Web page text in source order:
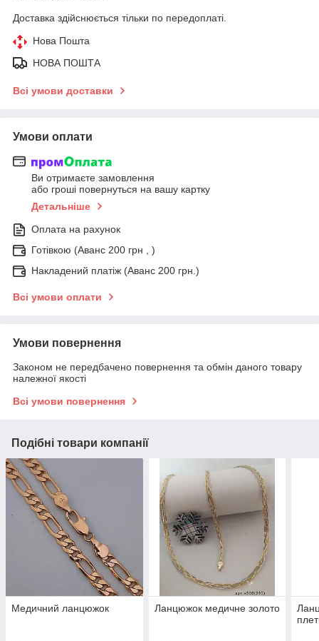
Доставка здійснюється тільки по передоплаті.
Нова Пошта
НОВА ПОШТА
Всі умови доставки
Умови оплати
Ви отримаєте замовлення
або гроші повернуться на вашу картку
Детальніше
Оплата на рахунок
Готівкою (Аванс 200 грн , )
Накладений платіж (Аванс 200 грн.)
Всі умови оплати
Умови повернення
Законом не передбачено повернення та обмін даного товару
належної якості
Всі умови повернення
Подібні товари компанії
Медичний ланцюжок Ланцюжок медичне золото